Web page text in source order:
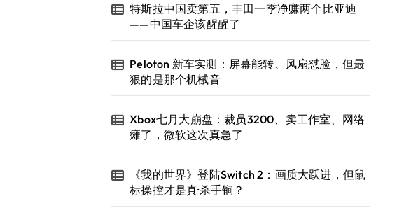
特斯拉中国卖第五，丰田一季净赚两个比亚迪
——中国车企该醒醒了
Peloton 新车实测：屏幕能转、风扇怼脸，但最
狠的是那个机械音
Xbox七月大崩盘：裁员3200、卖工作室、网络
瘫了，微软这次真急了
《我的世界》登陆Switch 2：画质大跃进，但鼠
标操控才是真·杀手锏？